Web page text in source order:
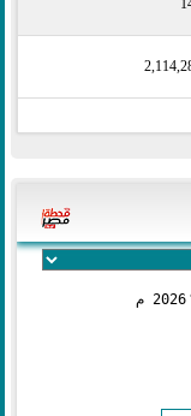
2026 م